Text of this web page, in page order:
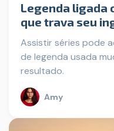
Legenda ligada
que trava seu
Assistir séries pode
de legenda usada
resultado.
Amy